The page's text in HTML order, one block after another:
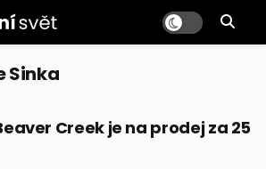
Sinka
Creek je na prodej za 25